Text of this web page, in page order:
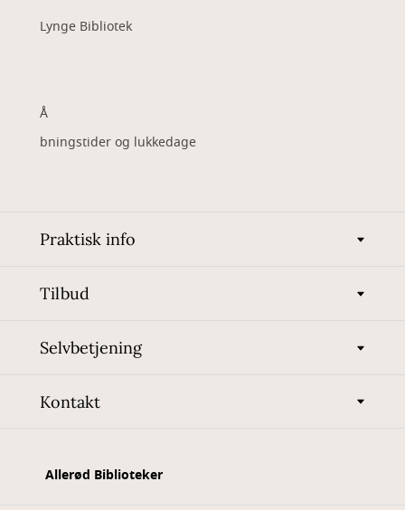
Lynge Bibliotek
Å
bningstider og lukkedage
Praktisk info
Tilbud
Selvbetjening
Kontakt
Allerød Biblioteker